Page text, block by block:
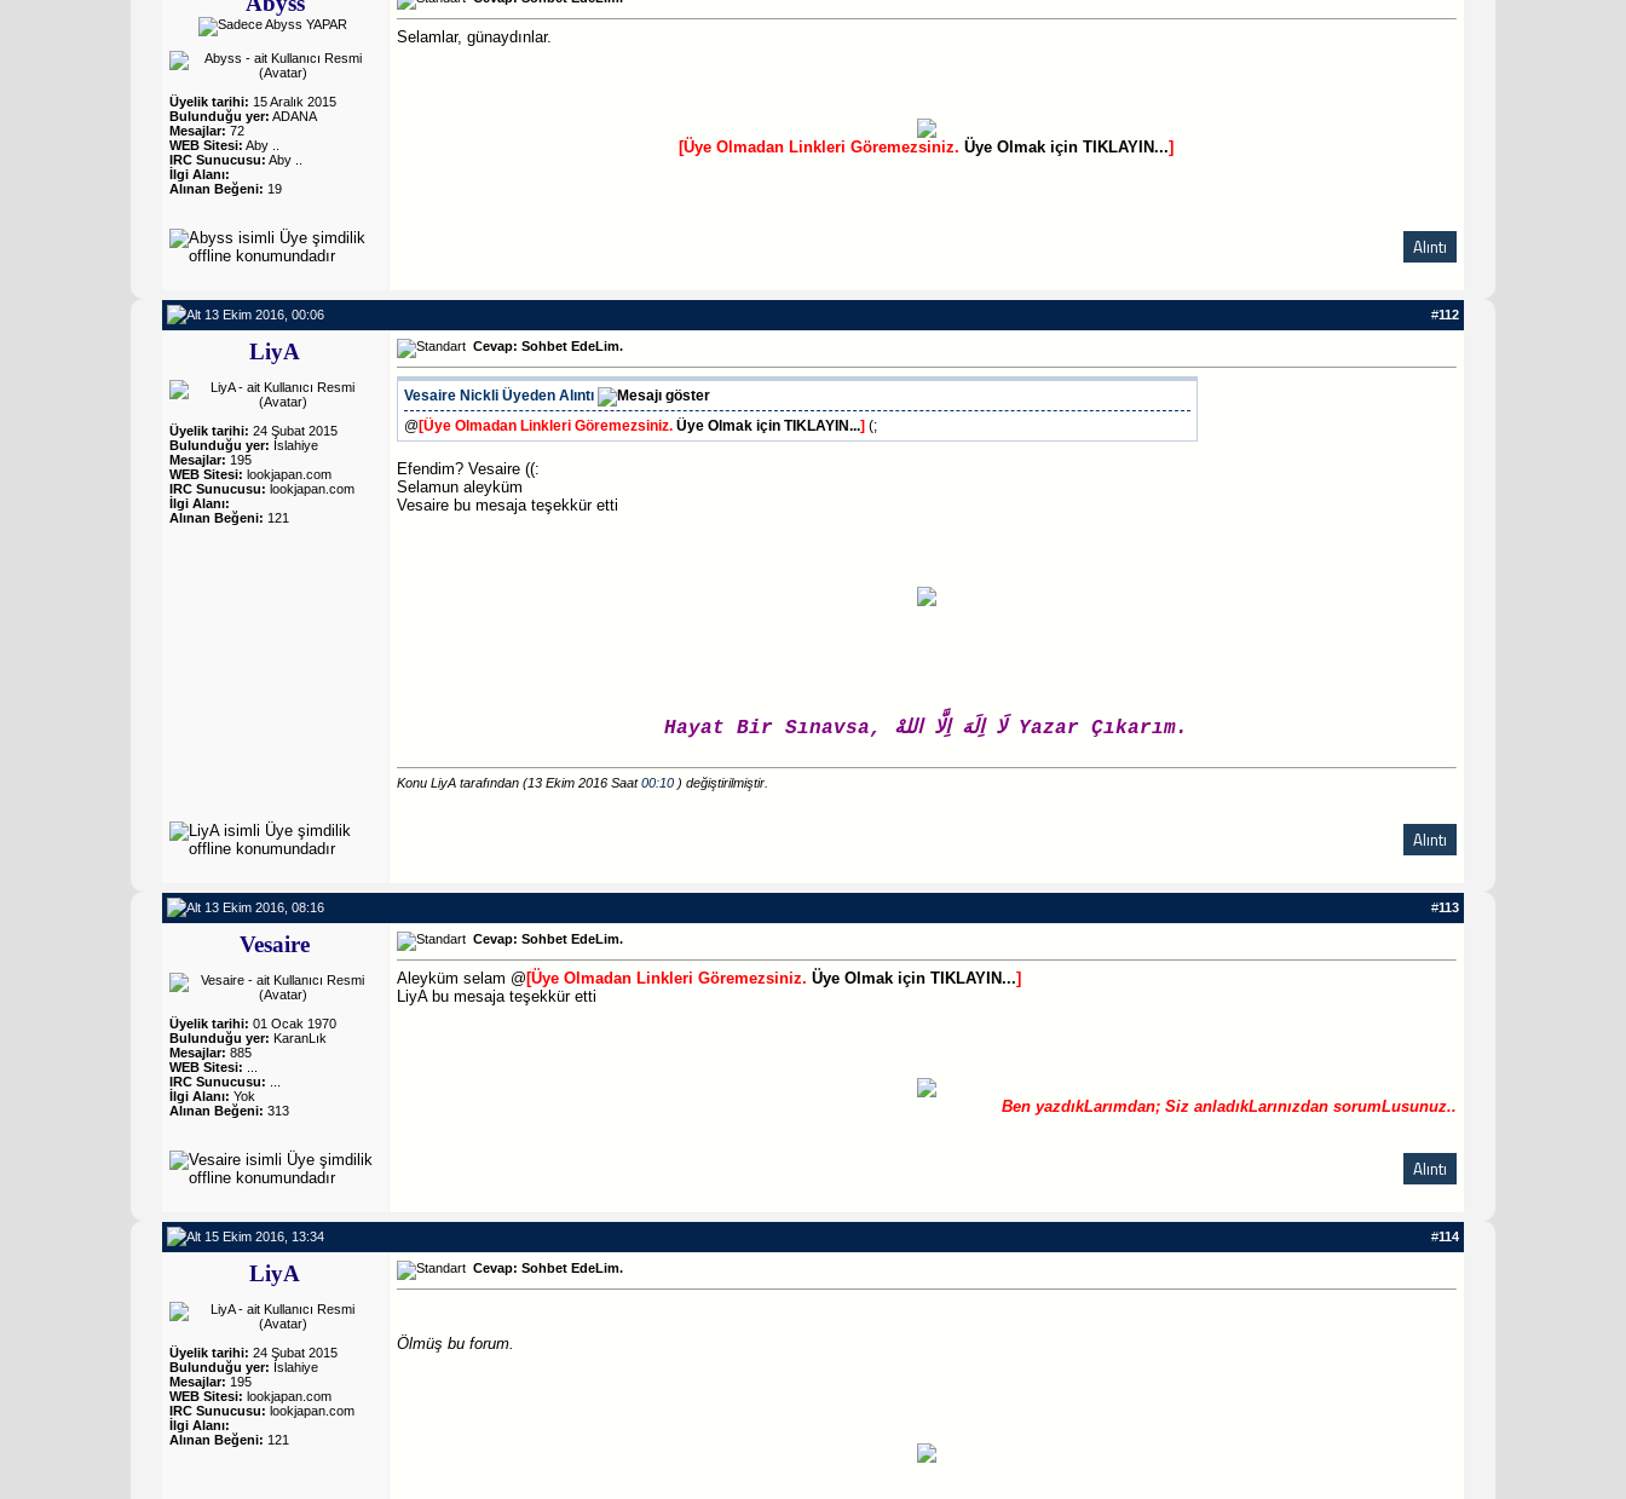
Üyelik tarihi: 15 Aralık 2015
Bulunduğu yer: ADANA
Mesajlar: 72
WEB Sitesi: Aby ..
IRC Sunucusu: Aby ..
İlgi Alanı:
Alınan Beğeni: 19
Selamlar, günaydınlar.
[Üye Olmadan Linkleri Göremezsiniz.Üye Olmak için TIKLAYIN...]
Alıntı
13 Ekim 2016, 00:06 #112
LiyA
Üyelik tarihi: 24 Şubat 2015
Bulunduğu yer: İslahiye
Mesajlar: 195
WEB Sitesi: lookjapan.com
IRC Sunucusu: lookjapan.com
İlgi Alanı:
Alınan Beğeni: 121
Cevap: Sohbet EdeLim.
VesaireNickli Üyeden Alıntı
@[Üye Olmadan Linkleri Göremezsiniz. Üye Olmak için TIKLAYIN...](;
Efendim? Vesaire ((:
Selamun aleyküm
Vesairebu mesaja teşekkür etti
Hayat Bir Sınavsa, لَا اِلَهَ اِلَّا اللهْ Yazar Çıkarım.
Konu LiyA tarafından (13 Ekim 2016 Saat00:10) değiştirilmiştir.
Alıntı
13 Ekim 2016, 08:16 #113
Vesaire
Üyelik tarihi: 01 Ocak 1970
Bulunduğu yer: KaranLık
Mesajlar: 885
WEB Sitesi:
IRC Sunucusu:
İlgi Alanı: Yok
Alınan Beğeni: 313
Cevap: Sohbet EdeLim.
Aleyküm selam @[Üye Olmadan Linkleri Göremezsiniz. Üye Olmak için TIKLAYIN...]
LiyAbu mesaja teşekkür etti
Ben yazdıkLarımdan; Siz anladıkLarınızdan sorumLusunuz..
Alıntı
15 Ekim 2016, 13:34 #114
LiyA
Üyelik tarihi: 24 Şubat 2015
Bulunduğu yer: İslahiye
Mesajlar: 195
WEB Sitesi: lookjapan.com
IRC Sunucusu: lookjapan.com
İlgi Alanı:
Alınan Beğeni: 121
Cevap: Sohbet EdeLim.
Ölmüş bu forum.